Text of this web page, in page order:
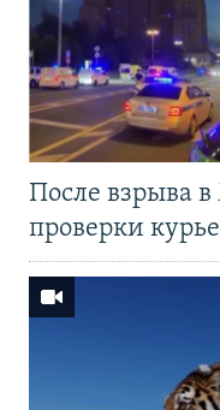
После взрыва
проверки